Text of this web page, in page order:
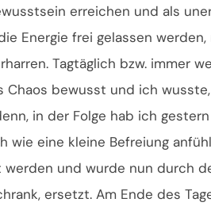
erreichen und als
Energie frei gelassen
Tagtäglich bzw. immer
Chaos bewusst und ich
in der Folge hab ich
eine kleine Befreiung
und wurde nun durch
ersetzt. Am Ende des